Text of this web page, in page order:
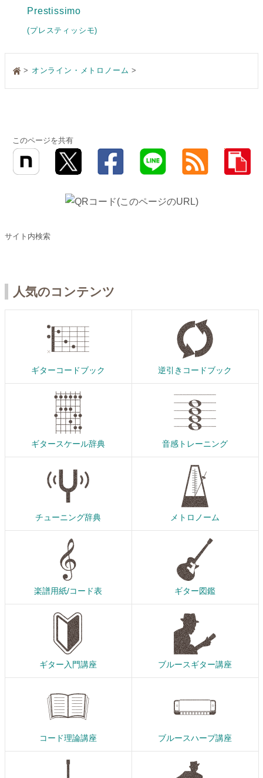
Prestissimo
(プレスティッシモ)
> オンライン・メトロノーム >
このページを共有
サイト内検索
人気のコンテンツ
ギターコードブック 逆引きコードブック
ギタースケール辞典 音感トレーニング
チューニング辞典 メトロノーム
楽譜用紙/コード表 ギター図鑑
ギター入門講座 ブルースギター講座
コード理論講座 ブルースハープ講座